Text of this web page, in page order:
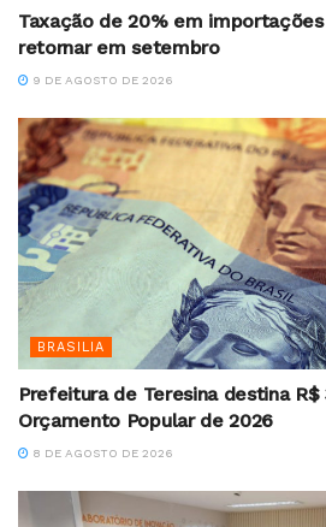
Taxação de 20% em
retornar em setembro
9 DE AGOSTO DE 2026
BRASILIA
Prefeitura de Teresina destina
Orçamento Popular de 2026
8 DE AGOSTO DE 2026